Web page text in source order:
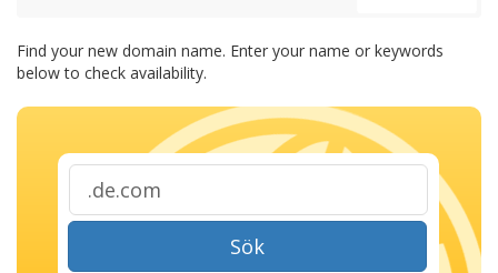
Find your new domain name. Enter your name or keywords
below to check availability.
Sök